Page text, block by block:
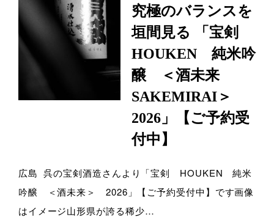
究極のバランスを
垣間見る 「宝剣
HOUKEN 純米吟
醸 ＜酒未来
SAKEMIRAI＞
2026」【ご予約受
付中】
広島 呉の宝剣酒造さんより「宝剣 HOUKEN 純米
吟醸 ＜酒未来＞ 2026」【ご予約受付中】です画像
はイメージ山形県が誇る稀少…